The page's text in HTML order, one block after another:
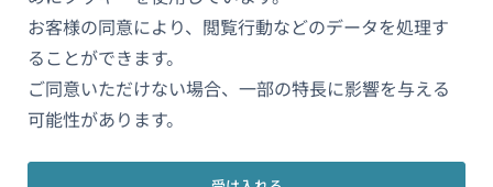
お客様の同意により、閲覧行動などのデータを処理す
ることができます。
ご同意いただけない場合、一部の特長に影響を与える
可能性があります。
WPMLについて
GDPRおよびプライバシーポリシー
チームに参加（新
し
し
し